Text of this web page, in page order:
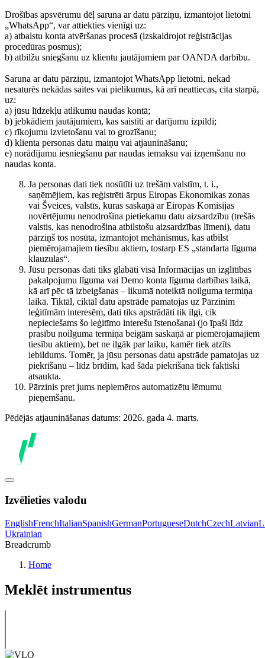
Drošības apsvērumu dēļ saruna ar datu pārziņu, izmantojot lietotni
„WhatsApp“, var attiekties vienīgi uz:
a) atbalstu konta atvēršanas procesā (izskaidrojot reģistrācijas
procedūras posmus);
b) atbilžu sniegšanu uz klientu jautājumiem par OANDA darbību.
Saruna ar datu pārziņu, izmantojot WhatsApp lietotni, nekad
nesaturēs nekādas saites vai pielikumus, kā arī neattiecas, cita starpā,
uz:
a) jūsu līdzekļu atlikumu naudas kontā;
b) jebkādiem jautājumiem, kas saistīti ar darījumu izpildi;
c) rīkojumu izvietošanu vai to grozīšanu;
d) klienta personas datu maiņu vai atjaunināšanu;
e) norādījumu iesniegšanu par naudas iemaksu vai izņemšanu no
naudas konta.
Ja personas dati tiek nosūtīti uz trešām valstīm, t. i.,
saņēmējiem, kas reģistrēti ārpus Eiropas Ekonomikas zonas
vai Šveices, valstīs, kuras saskaņā ar Eiropas Komisijas
novērtējumu nenodrošina pietiekamu datu aizsardzību (trešās
valstis, kas nenodrošina atbilstošu aizsardzības līmeni), datu
pārziņš tos nosūta, izmantojot mehānismus, kas atbilst
piemērojamajiem tiesību aktiem, tostarp ES „standarta līguma
klauzulas“.
Jūsu personas dati tiks glabāti visā Informācijas un izglītības
pakalpojumu līguma vai Demo konta līguma darbības laikā,
kā arī pēc tā izbeigšanas – likumā noteiktā noilguma termiņa
laikā. Tiktāl, ciktāl datu apstrāde pamatojas uz Pārzinim
leģitīmām interesēm, dati tiks apstrādāti tik ilgi, cik
nepieciešams šo leģitīmo interešu īstenošanai (jo īpaši līdz
prasību noilguma termiņa beigām saskaņā ar piemērojamajiem
tiesību aktiem), bet ne ilgāk par laiku, kamēr tiek atzīts
iebildums. Tomēr, ja jūsu personas datu apstrāde pamatojas uz
piekrišanu – līdz brīdim, kad šāda piekrišana tiek faktiski
atsaukta.
Pārzinis pret jums nepiemēros automatizētu lēmumu
pieņemšanu.
Pēdējās atjaunināšanas datums: 2026. gada 4. marts.
Izvēlieties valodu
EnglishFrenchItalianSpanishGermanPortugueseDutchCzechLatvian
Ukrainian
Breadcrumb
Home
Meklēt instrumentus